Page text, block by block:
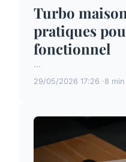
Turbo
pratiques
fonctionnel
...
29/05/2026 17:26 8